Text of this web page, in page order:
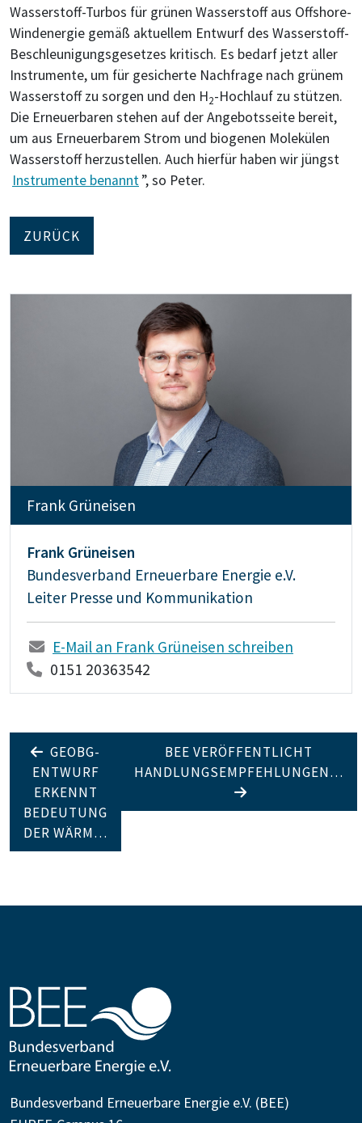
Wasserstoff-Turbos für grünen Wasserstoff aus Offshore-
Windenergie gemäß aktuellem Entwurf des Wasserstoff-
Beschleunigungsgesetzes kritisch. Es bedarf jetzt aller
Instrumente, um für gesicherte Nachfrage nach grünem
Wasserstoff zu sorgen und den H2-Hochlauf zu stützen.
Die Erneuerbaren stehen auf der Angebotsseite bereit,
um aus Erneuerbarem Strom und biogenen Molekülen
Wasserstoff herzustellen. Auch hierfür haben wir jüngst
Instrumente benannt”, so Peter.
ZURÜCK
Frank Grüneisen
Frank Grüneisen
Bundesverband Erneuerbare Energie e.V.
Leiter Presse und Kommunikation
E-Mail an Frank Grüneisen schreiben
0151 20363542
GEOBG-
ENTWURF
ERKENNT
BEDEUTUNG
DER WÄRM…
BEE VERÖFFENTLICHT
HANDLUNGSEMPFEHLUNGEN…
Bundesverband Erneuerbare Energie e.V. (BEE)